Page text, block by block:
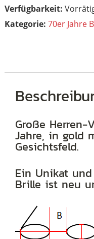
Kategorie: 70er Jahre
Große
Jahre, in gold
Gesichtsfeld.
Ein Unikat
Brille ist neu